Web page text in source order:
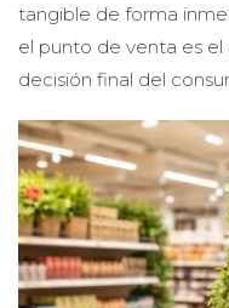
tangible de forma
el punto de venta es el
decisión final del